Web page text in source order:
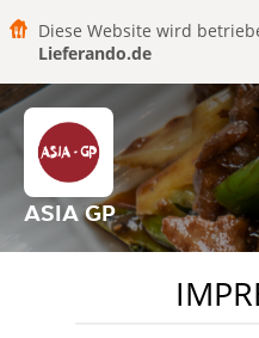
Diese Website wird
Lieferando.de
ASIA GP